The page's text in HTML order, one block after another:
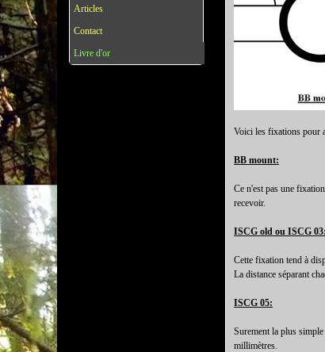
Articles
Contact
Livre d'or
Voici les fixations pour
BB mount:
Ce n'est pas une
recevoir.
ISCG old ou ISCG 03:
Cette fixation tend à
La distance séparant
ISCG 05:
Surement la plus
millimètres.